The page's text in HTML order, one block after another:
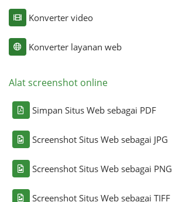
Konverter video
Konverter layanan web
Alat screenshot online
Simpan Situs Web sebagai PDF
Screenshot Situs Web sebagai JPG
Screenshot Situs Web sebagai PNG
Screenshot Situs Web sebagai TIFF